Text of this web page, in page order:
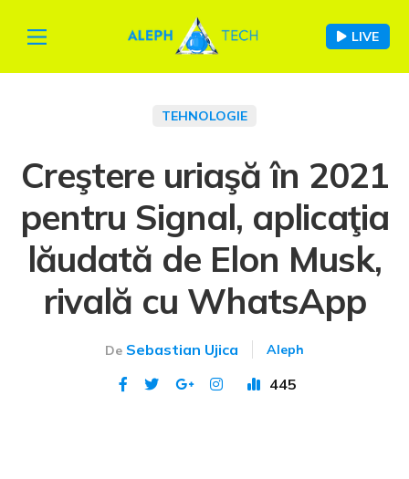
LIVE
TEHNOLOGIE
Creştere uriaşă în 2021
pentru Signal, aplicaţia
lăudată de Elon Musk,
rivală cu WhatsApp
De Sebastian Ujica Aleph
445